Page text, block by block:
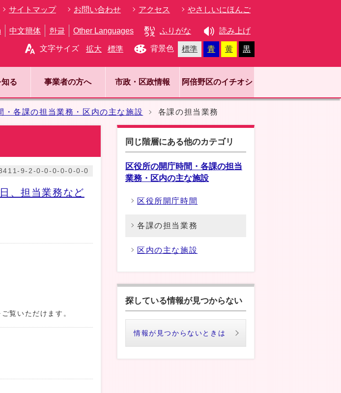
サイトマップ お問い合わせ アクセス やさしいにほんご
中文簡体 한글 Other Languages ふりがな 読み上げ
文字サイズ 拡大 標準 背景色 標準 青 黄 黒
る 事業者の方へ 市政・区政情報 阿倍野区のイチオシ
・各課の担当業務・区内の主な施設 各課の担当業務
3411-9-2-0-0-0-0-0-0-0
、担当業務など
覧いただけます。
同じ階層にある他のカテゴリ
区役所の開庁時間・各課の担当
業務・区内の主な施設
区役所開庁時間
各課の担当業務
区内の主な施設
探している情報が見つからない
情報が見つからないときは